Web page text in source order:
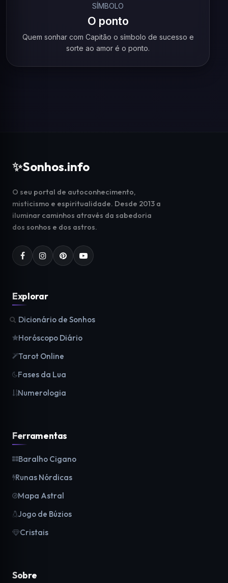
SÍMBOLO
O ponto
Quem sonhar com Capitão o símbolo de sucesso e
sorte ao amor é o ponto.
✨Sonhos.info
O seu portal de autoconhecimento,
misticismo e espiritualidade. Desde 2013 a
iluminar caminhos através da sabedoria
dos sonhos e dos astros.
Explorar
Dicionário de Sonhos
Horóscopo Diário
Tarot Online
Fases da Lua
Numerologia
Ferramentas
Baralho Cigano
Runas Nórdicas
Mapa Astral
Jogo de Búzios
Cristais
Sobre